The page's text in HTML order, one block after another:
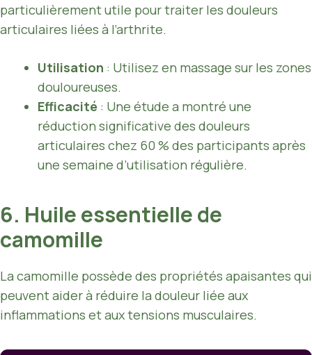
particulièrement utile pour traiter les douleurs
articulaires liées à l’arthrite.
Utilisation : Utilisez en massage sur les zones
douloureuses.
Efficacité : Une étude a montré une
réduction significative des douleurs
articulaires chez 60 % des participants après
une semaine d’utilisation régulière.
6. Huile essentielle de
camomille
La camomille possède des propriétés apaisantes qui
peuvent aider à réduire la douleur liée aux
inflammations et aux tensions musculaires.